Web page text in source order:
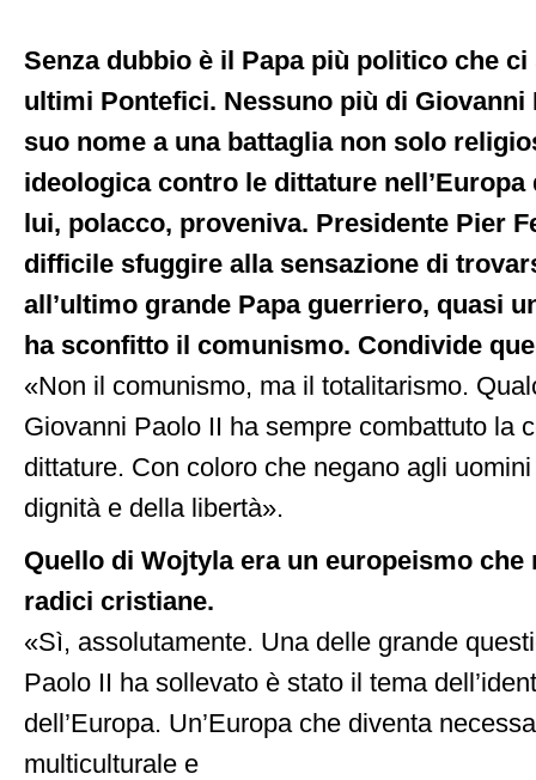
Senza dubbio è il Papa più politico che
ultimi Pontefici. Nessuno più di Giovanni
suo nome a una battaglia non solo
ideologica contro le dittature nell’Europa
lui, polacco, proveniva. Presidente Pier
difficile sfuggire alla sensazione di
all’ultimo grande Papa guerriero, quasi
ha sconfitto il comunismo. Condivide
«Non il comunismo, ma il totalitarismo.
Giovanni Paolo II ha sempre combattuto la
dittature. Con coloro che negano agli
dignità e della libertà».
Quello di Wojtyla era un europeismo che
radici cristiane.
«Sì, assolutamente. Una delle grande
Paolo II ha sollevato è stato il tema
dell’Europa. Un’Europa che diventa
multiculturale e